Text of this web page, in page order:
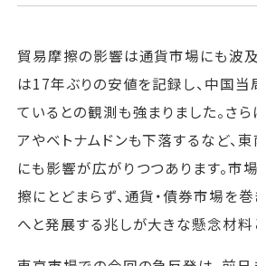
貿易摩擦の影響は通貨市場にも波及
は17年ぶりの安値を記録し、中国
ているとの観測も強まりました。さ
アやベトナムドンも下落するなど、
にも影響が広がりつつあります。市
擦にとどまらず、通貨・債券市場を巻
へと発展する兆しが大きな懸念材料